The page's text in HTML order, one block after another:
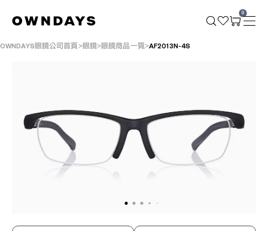
0
OWNDAYS眼鏡公司首頁 眼鏡 眼鏡商品一覽 AF2013N-4S